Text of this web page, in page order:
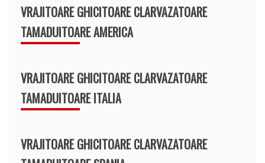
VRAJITOARE GHICITOARE CLARVAZATOARE
TAMADUITOARE AMERICA
VRAJITOARE GHICITOARE CLARVAZATOARE
TAMADUITOARE ITALIA
VRAJITOARE GHICITOARE CLARVAZATOARE